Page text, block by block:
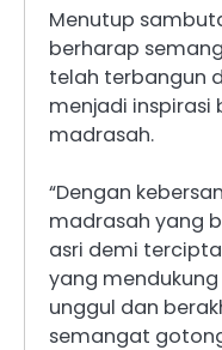
Menutup
berharap
telah terbangun
menjadi inspirasi
madrasah.
“Dengan
madrasah yang
asri demi
yang
unggul dan
semangat